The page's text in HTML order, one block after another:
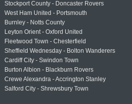
Stockport County - Doncaster Rovers
West Ham United - Portsmouth
Burnley - Notts County
Leyton Orient - Oxford United
Fleetwood Town - Chesterfield
Sheffield Wednesday - Bolton Wanderers
Cardiff City - Swindon Town
Burton Albion - Blackburn Rovers
Crewe Alexandra - Accrington Stanley
Salford City - Shrewsbury Town